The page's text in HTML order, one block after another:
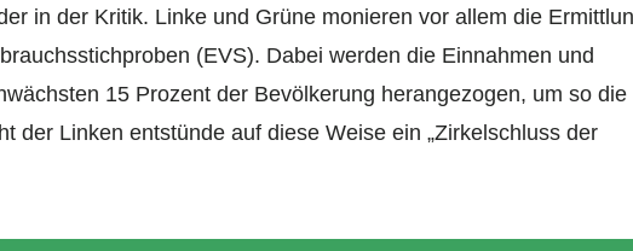
in der Kritik. Linke und Grüne monieren vor allem die
(EVS). Dabei werden die Einnahmen und
15 Prozent der Bevölkerung herangezogen, um so die
der Linken entstünde auf diese Weise ein „Zirkelschluss der